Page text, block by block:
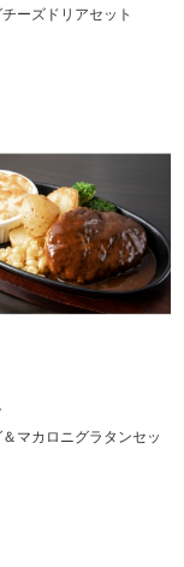
ーズドリアセット
マカロニグラタンセッ